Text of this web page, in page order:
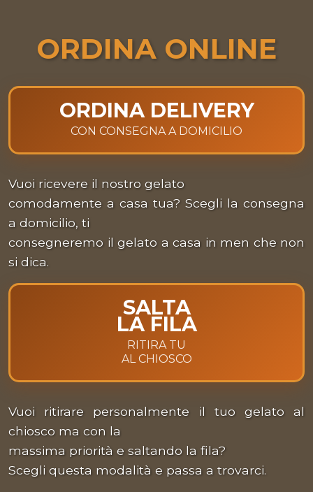
ORDINA DELIVERY
CON CONSEGNA A DOMICILIO
Vuoi ricevere il nostro gelato
comodamente a casa tua? Scegli la consegna
a domicilio, ti
consegneremo il gelato a casa in men che non
si dica.
ORDINA ONLINE
SALTA
LA FILA
RITIRA TU
AL CHIOSCO
Vuoi ritirare personalmente il tuo gelato al
chiosco ma con la
massima priorità e saltando la fila?
Scegli questa modalità e passa a trovarci.